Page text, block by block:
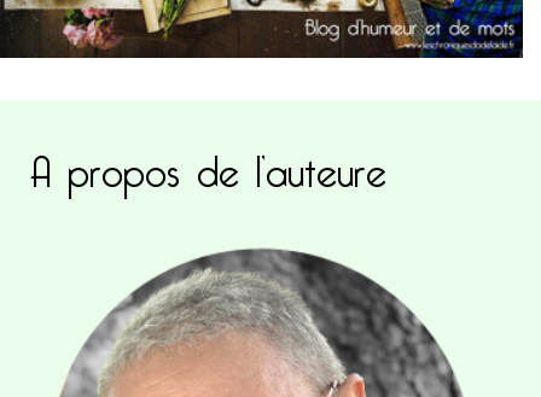
A propos de l’auteure